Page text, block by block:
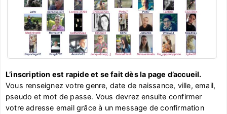
L’inscription est rapide et se fait dès la page d’accueil.
Vous renseignez votre genre, date de naissance, ville, email,
pseudo et mot de passe. Vous devrez ensuite confirmer
votre adresse email grâce à un message de confirmation